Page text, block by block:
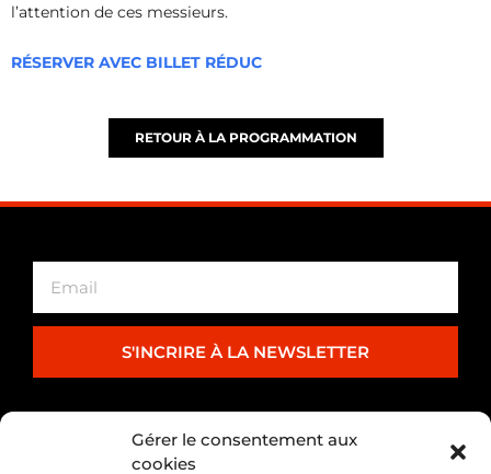
Gérer le consentement aux
cookies
l’attention de ces messieurs.
RÉSERVER AVEC BILLET RÉDUC
RETOUR À LA PROGRAMMATION
S'INCRIRE À LA NEWSLETTER
PARTENARIAT